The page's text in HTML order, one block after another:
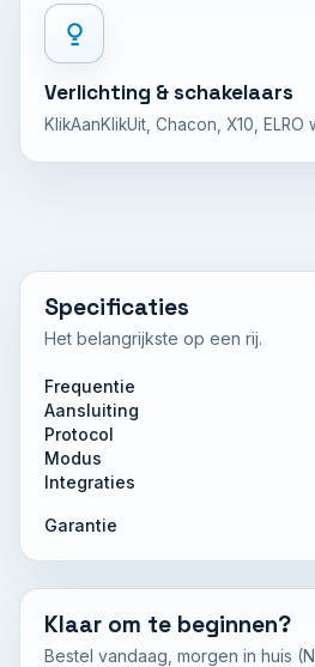
Verlichting & schakelaars
KlikAanKlikUit, Chacon, X10, ELRO
Specificaties
Het belangrijkste op een rij.
Frequentie
Aansluiting
Protocol
Modus
Integraties
Garantie
Klaar om te beginnen?
Bestel vandaag, morgen in huis